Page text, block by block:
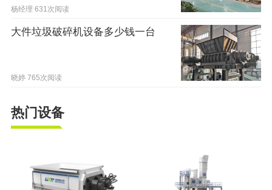
杨经理 631次阅读
大件垃圾破碎机设备多少钱一台
晓婷 765次阅读
热门设备